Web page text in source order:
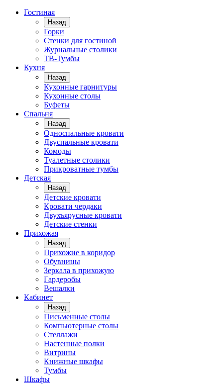
Гостиная
Назад
Горки
Стенки для гостиной
Журнальные столики
TВ-Тумбы
Кухня
Назад
Кухонные гарнитуры
Кухонные столы
Буфеты
Спальня
Назад
Односпальные кровати
Двуспальные кровати
Комоды
Туалетные столики
Прикроватные тумбы
Детская
Назад
Детские кровати
Кровати чердаки
Двухъярусные кровати
Детские стенки
Прихожая
Назад
Прихожие в коридор
Обувницы
Зеркала в прихожую
Гардеробы
Вешалки
Кабинет
Назад
Письменные столы
Компьютерные столы
Стеллажи
Настенные полки
Витрины
Книжные шкафы
Тумбы
Шкафы